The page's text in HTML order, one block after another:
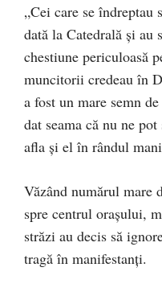
„Cei care se îndreptau
dată la Catedrală și au
chestiune periculoasă
muncitorii credeau în
a fost un mare semn
dat seama că nu ne
afla și el în rândul
Văzând numărul mare
spre centrul orașului,
străzi au decis să
tragă în manifestanţi.